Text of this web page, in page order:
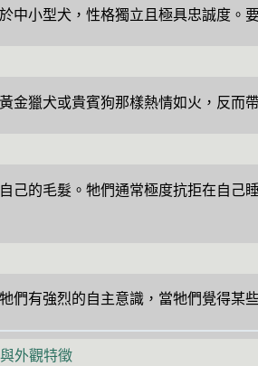
中小型犬，性格獨立且極具忠誠度。
金獵犬或貴賓狗那樣熱情如火，反而
己的毛髮。牠們通常極度抗拒在自
們有強烈的自主意識，當牠們覺得
外觀特徵